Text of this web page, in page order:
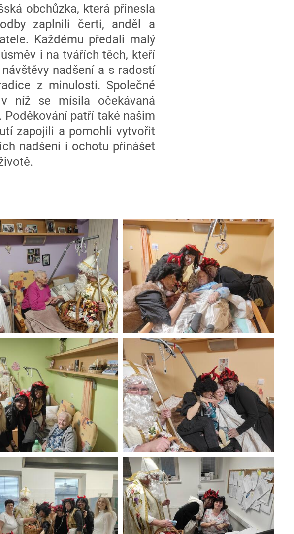
obchůzka, která přinesla
zaplnili čerti, anděl a
Každému předali malý
i na tvářích těch, kteří
nadšení a s radostí
z minulosti. Společné
níž se mísila očekávaná
patří také našim
zapojili a pomohli vytvořit
nadšení i ochotu přinášet